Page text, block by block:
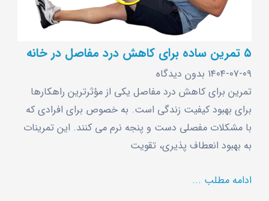
۵ تمرین ساده برای کاهش درد مفاصل در خانه
۱۴۰۴-۰۷-۰۹ بدون دیدگاه
تمرین برای کاهش درد مفاصل یکی از مؤثرترین راهکارها
برای بهبود کیفیت زندگی است. به خصوص برای افرادی که
با مشکلات مفصلی دست و پنجه نرم می ‌کنند. این تمرینات
به بهبود انعطاف ‌پذیری، تقویت
ادامه مطلب ...